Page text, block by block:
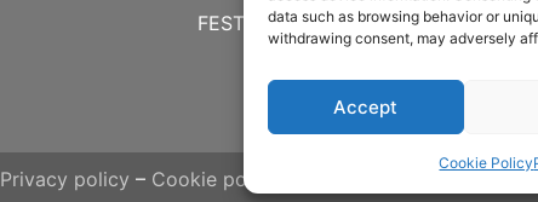
data such as browsing behavior or
withdrawing consent, may adversely
Accept
Cookie Policy
FESTIVI 8:30-12:30
Privacy policy – Cookie policy